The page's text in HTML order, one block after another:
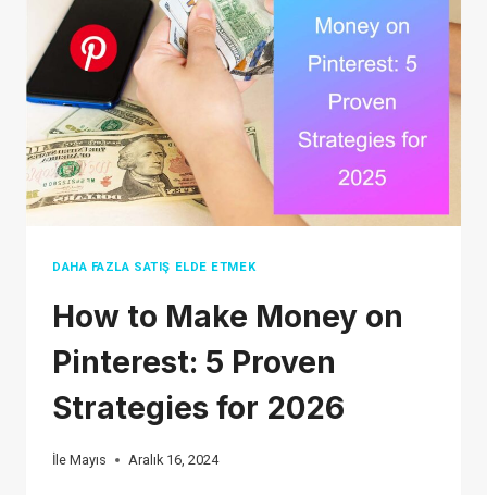
SATMADAN
ÖNCE
GEREKENLER
DAHA FAZLA SATIŞ ELDE ETMEK
How to Make Money on
Pinterest: 5 Proven
Strategies for 2026
İle Mayıs Aralık 16, 2024